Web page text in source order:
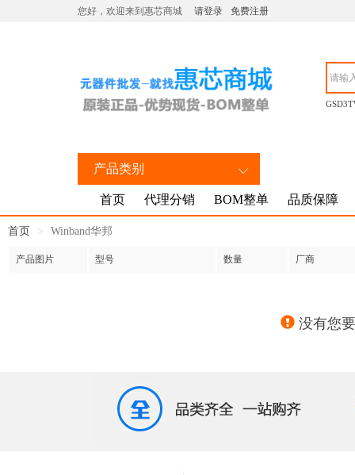
您好，欢迎来到惠芯商城 请登录 免费注册
产品类别
首页 代理分销 BOM整单 品质保障
首页 Winband华邦
产品图片 型号 数量 厂商
没有您